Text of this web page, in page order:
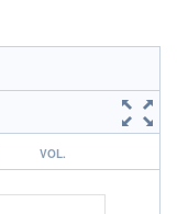
BOURSOVIE
VOL.